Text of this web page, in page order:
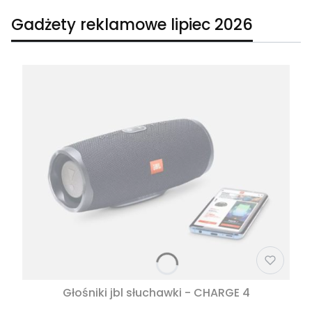
Gadżety reklamowe lipiec 2026
Głośniki jbl słuchawki - CHARGE 4